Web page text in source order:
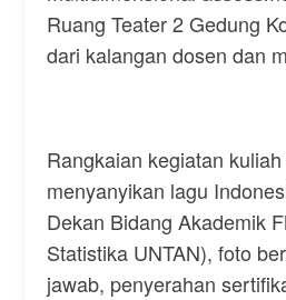
Ruang Teater 2 Gedung
dari kalangan dosen dan
Rangkaian kegiatan
menyanyikan lagu
Dekan Bidang Akademik
Statistika UNTAN), foto
jawab, penyerahan